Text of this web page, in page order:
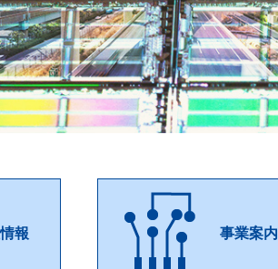
報 事業案内